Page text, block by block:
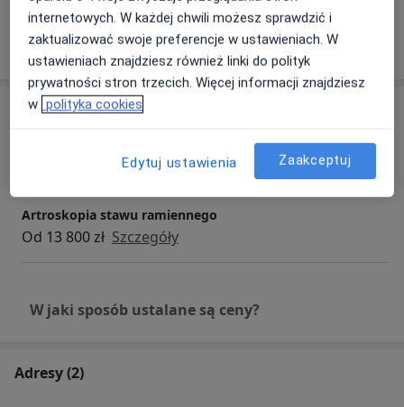
Pokaż więcejo doświadczeniu
Usługi i ceny
Szczegóły
Artroskopia stawu ramiennego
Od 13 800 zł Szczegóły
W jaki sposób ustalane są ceny?
Adresy (2)
internetowych. W każdej chwili możesz sprawdzić i
zaktualizować swoje preferencje w ustawieniach. W
ustawieniach znajdziesz również linki do polityk
prywatności stron trzecich. Więcej informacji znajdziesz
w polityka cookies
Edytuj ustawienia Zaakceptuj